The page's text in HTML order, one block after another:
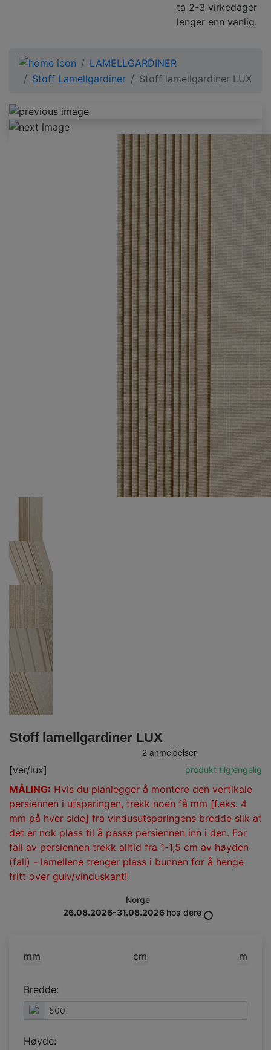
ta 2-3 virkedager
lenger enn vanlig.
LAMELLGARDINER
Stoff Lamellgardiner
Stoff lamellgardiner LUX
Stoff lamellgardiner LUX
[ver/lux] produkt tilgjengelig
MÅLING: Hvis du planlegger å montere den vertikale
persiennen i utsparingen, trekk noen få mm [f.eks. 4
mm på hver side] fra vindusutsparingens bredde slik at
det er nok plass til å passe persiennen inn i den. For
fall av persiennen trekk alltid fra 1-1,5 cm av høyden
(fall) - lamellene trenger plass i bunnen for å henge
fritt over gulv/vinduskant!
Norge
26.08.2026-31.08.2026 hos dere
mm cm m
Bredde:
Høyde: